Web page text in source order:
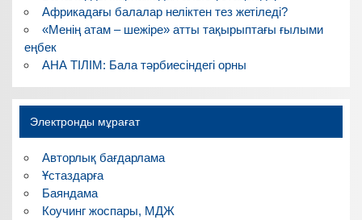
Африкадағы балалар неліктен тез жетіледі?
«Менің атам – шежіре» атты тақырыптағы ғылыми
еңбек
АНА ТІЛІМ: Бала тәрбиесіндегі орны
Электронды мұрағат
Авторлық бағдарлама
Ұстаздарға
Баяндама
Коучинг жоспары, МДЖ